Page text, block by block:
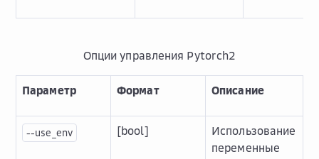
Опции управления Pytorch2
Параметр Формат Описание
--use_env [bool]
Использование
переменные